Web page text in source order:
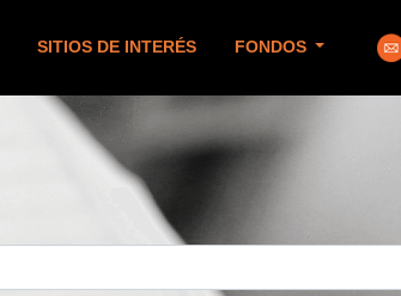
SITIOS DE INTERÉS FONDOS